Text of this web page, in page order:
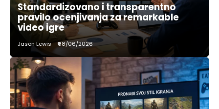
Standardizovano i transparentno
pravilo ocenjivanja za remarkable
video igre
Jason Lewis 08/06/2026